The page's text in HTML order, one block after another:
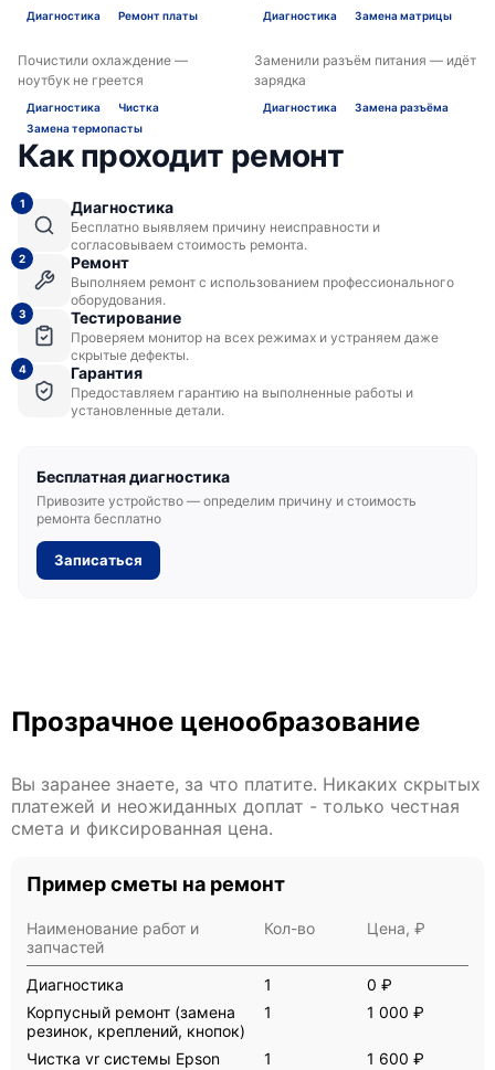
Диагностика Ремонт платы Диагностика Замена матрицы
ДО ПОСЛЕ
Почистили охлаждение —
ноутбук не греется
Диагностика
Чистка
Замена термопасты
ДО ПОСЛЕ
Заменили разъём питания — идёт
зарядка
Диагностика Замена разъёма
Как проходит ремонт
1 Диагностика
Бесплатно выявляем причину неисправности и
согласовываем стоимость ремонта.
2 Ремонт
Выполняем ремонт с использованием профессионального
оборудования.
3 Тестирование
Проверяем монитор на всех режимах и устраняем даже
скрытые дефекты.
4 Гарантия
Предоставляем гарантию на выполненные работы и
установленные детали.
Бесплатная диагностика
Привозите устройство — определим причину и стоимость
ремонта бесплатно
Записаться
Прозрачное ценообразование
Вы заранее знаете, за что платите. Никаких скрытых
платежей и неожиданных доплат - только честная
смета и фиксированная цена.
Пример сметы на ремонт
Наименование работ и
запчастей
Кол-во Цена, ₽
Диагностика 1
0 ₽
Корпусный ремонт (замена
резинок, креплений, кнопок)
1 1 000 ₽
Чистка vr системы Epson 1 1 600 ₽